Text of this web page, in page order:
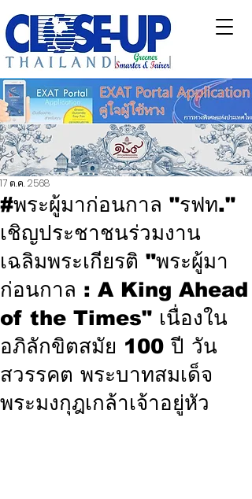
#พระผู้มาก่อนกาล "รฟท."
เชิญประชาชนร่วมงาน
เฉลิมพระเกียรติ "พระผู้มา
ก่อนกาล : A King Ahead
of the Times" เนื่องใน
อภิลักขิตสมัย 100 ปี วัน
สวรรคต พระบาทสมเด็จ
พระมงกุฎเกล้าเจ้าอยู่หัว
17 ต.ค. 2568